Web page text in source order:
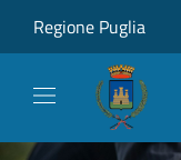
Regione Puglia